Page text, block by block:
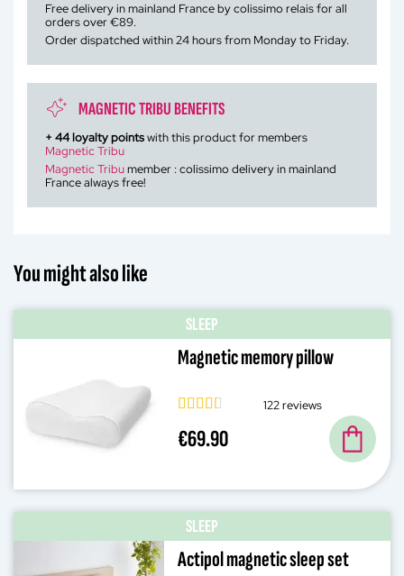
Free delivery in mainland France by colissimo relais for all
orders over €89.
Order dispatched within 24 hours from Monday to Friday.
MAGNETIC TRIBU BENEFITS
+ 44loyalty pointswith this product for members
Magnetic Tribu
Magnetic Tribumember : colissimo delivery in mainland
France always free!
You might also like
SLEEP
Magnetic memory pillow
122 reviews
€69.90
SLEEP
Actipol magnetic sleep set